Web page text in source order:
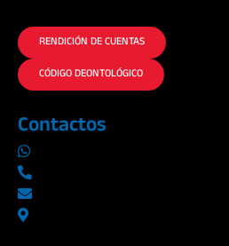
RENDICIÓN DE CUENTAS
CÓDIGO DEONTOLÓGICO
Contactos